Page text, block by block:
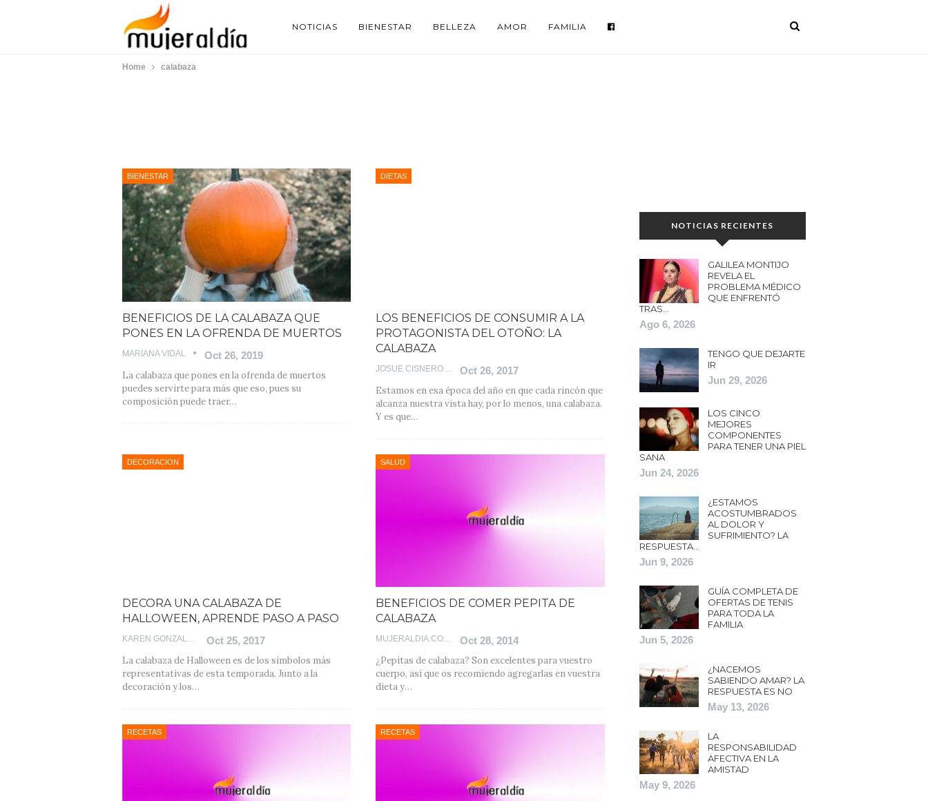
NOTICIAS BIENESTAR BELLEZA AMOR FAMILIA
Home calabaza
BIENESTAR
BENEFICIOS DE LA CALABAZA QUE
PONES EN LA OFRENDA DE MUERTOS
MARIANA VIDAL
Oct 26, 2019
La calabaza que pones en la ofrenda de muertos
puedes servirte para más que eso, pues su
composición puede traer…
DIETAS
LOS BENEFICIOS DE CONSUMIR A LA
PROTAGONISTA DEL OTOÑO: LA
CALABAZA
Oct 26, 2017
Estamos en esa época del año en que cada rincón que
alcanza nuestra vista hay, por lo menos, una calabaza.
Y es que…
DECORACION
DECORA UNA CALABAZA DE
HALLOWEEN, APRENDE PASO A PASO
Oct 25, 2017
La calabaza de Halloween es de los símbolos más
representativas de esta temporada. Junto a la
decoración y los…
SALUD
BENEFICIOS DE COMER PEPITA DE
CALABAZA
Oct 28, 2014
¿Pepitas de calabaza? Son excelentes para vuestro
cuerpo, así que os recomiendo agregarlas en vuestra
dieta y…
RECETAS RECETAS
NOTICIAS RECIENTES
GALILEA MONTIJO
REVELA EL
PROBLEMA MÉDICO
QUE ENFRENTÓ
TRAS…
Ago 6, 2026
TENGO QUE DEJARTE
IR
Jun 29, 2026
LOS CINCO
MEJORES
COMPONENTES
PARA TENER UNA PIEL
SANA
Jun 24, 2026
¿ESTAMOS
ACOSTUMBRADOS
AL DOLOR Y
SUFRIMIENTO? LA
RESPUESTA…
Jun 9, 2026
GUÍA COMPLETA DE
OFERTAS DE TENIS
PARA TODA LA
FAMILIA
Jun 5, 2026
¿NACEMOS
SABIENDO AMAR? LA
RESPUESTA ES NO
May 13, 2026
LA
RESPONSABILIDAD
AFECTIVA EN LA
AMISTAD
May 9, 2026